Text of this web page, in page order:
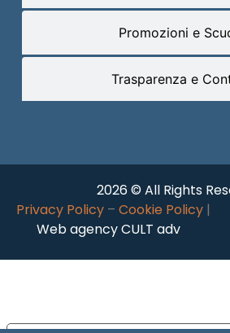
Promozioni e
Trasparenza e
2026 © All Rights
Privacy Policy – Cookie Policy |
Web agency CULT adv